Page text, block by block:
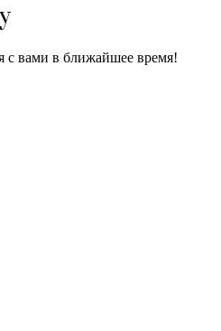
с вами в ближайшее время!